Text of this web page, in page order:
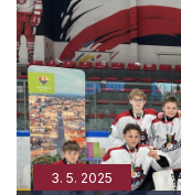
3. 5. 2025